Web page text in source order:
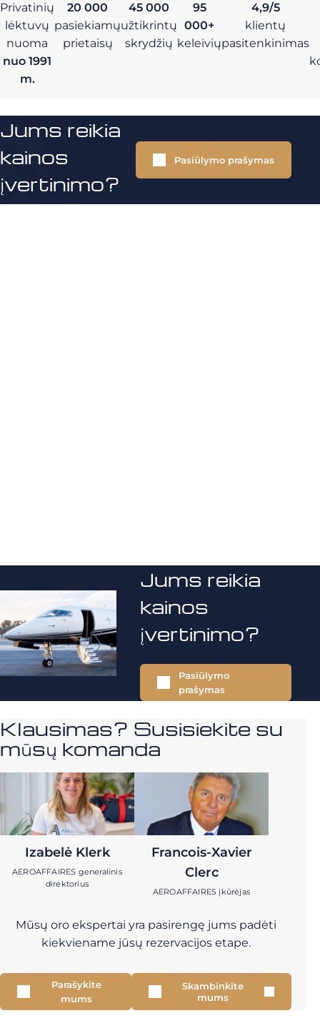
Privatinių
lėktuvų
nuoma
nuo 1991
m.
20 000
pasiekiamų
prietaisų
45 000
užtikrintų
skrydžių
95
000+
keleivių
4,9/5
klientų
pasitenkinimas
Jums reikia
kainos
įvertinimo?
Pasiūlymo prašymas
Jums reikia
kainos
įvertinimo?
Pasiūlymo
prašymas
Klausimas? Susisiekite su
mūsų komanda
Izabelė Klerk
AEROAFFAIRES generalinis
direktorius
Francois-Xavier
Clerc
AEROAFFAIRES įkūrėjas
Mūsų oro ekspertai yra pasirengę jums padėti
kiekviename jūsų rezervacijos etape.
Parašykite
mums
Skambinkite
mums